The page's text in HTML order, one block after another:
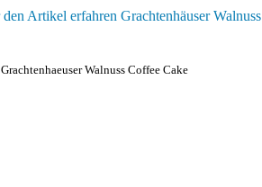
Grachtenhaeuser Walnuss Coffee Cake